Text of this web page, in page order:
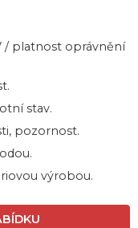
/ platnost oprávnění
stav.
pozornost.
výrobou.